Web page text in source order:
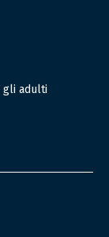
gli adulti